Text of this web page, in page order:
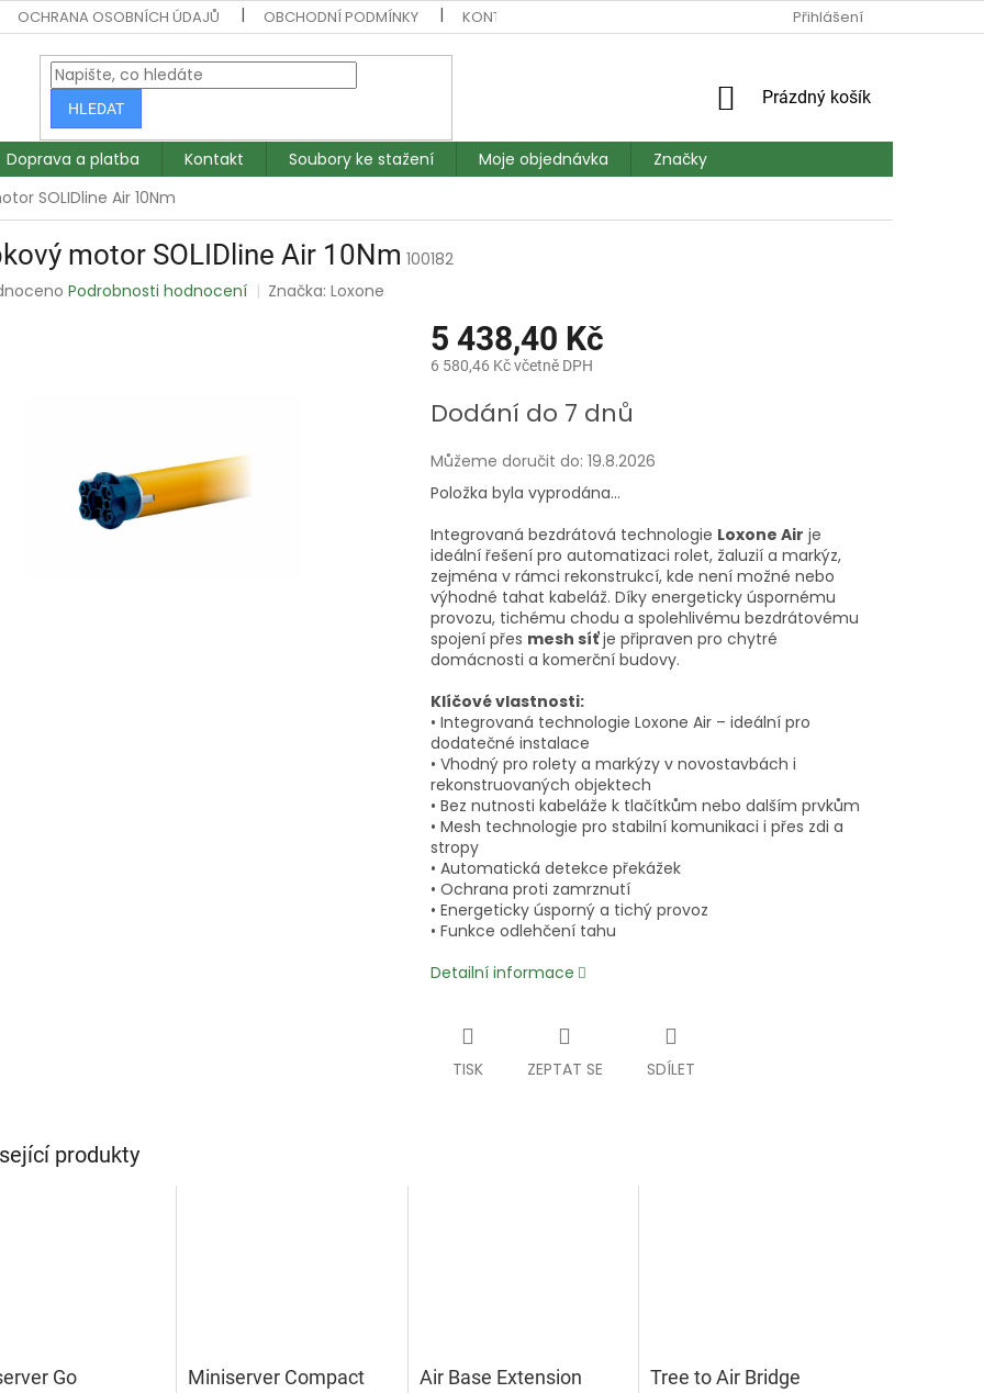
OCHRANA OSOBNÍCH ÚDAJŮ OBCHODNÍ PODMÍNKY KONTAKT MAPA SERVERU
Přihlášení
HLEDAT
NÁKUPNÍ
Prázdný košík
Doprava a platba Kontakt Soubory ke stažení Moje objednávka
Značky
SOLIDline Air 10Nm
motor SOLIDline Air 10Nm 100182
Podrobnosti hodnocení Značka:Loxone
5 438,40 Kč
6 580,46 Kč včetně DPH
cena:
Dodání do 7 dnů
Můžeme doručit do: 19.8.2026
Položka byla vyprodána…
Integrovaná bezdrátová technologie Loxone Air je
ideální řešení pro automatizaci rolet, žaluzií a markýz,
zejména v rámci rekonstrukcí, kde není možné nebo
výhodné tahat kabeláž. Díky energeticky úspornému
provozu, tichému chodu a spolehlivému bezdrátovému
spojení přes mesh síťje připraven pro chytré
domácnosti a komerční budovy.
Klíčové vlastnosti:
• Integrovaná technologie Loxone Air – ideální pro
dodatečné instalace
• Vhodný pro rolety a markýzy v novostavbách i
rekonstruovaných objektech
• Bez nutnosti kabeláže k tlačítkům nebo dalším prvkům
• Mesh technologie pro stabilní komunikaci i přes zdi a
stropy
• Automatická detekce překážek
• Ochrana proti zamrznutí
• Energeticky úsporný a tichý provoz
• Funkce odlehčení tahu
Detailní informace
TISK ZEPTAT SE SDÍLET
produkty
Go Miniserver Compact Air Base Extension Tree to Air Bridge